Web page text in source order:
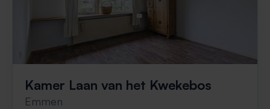
Kamer Laan van het Kwekebos
Emmen